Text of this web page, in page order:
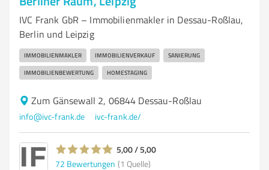
IVC Frank GbR – Immobilienmakler in Dessau-Roßlau,
Berlin und Leipzig
IMMOBILIENMAKLER IMMOBILIENVERKAUF SANIERUNG
IMMOBILIENBEWERTUNG HOMESTAGING
Zum Gänsewall 2, 06844 Dessau-Roßlau
info@ivc-frank.de ivc-frank.de/
5,00 / 5,00
72 Bewertungen (1 Quelle)